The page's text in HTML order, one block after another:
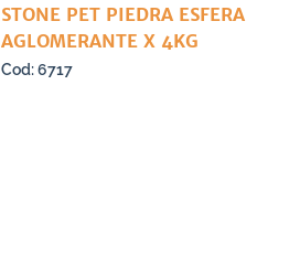
STONE PET PIEDRA ESFERA
AGLOMERANTE X 4KG
6717